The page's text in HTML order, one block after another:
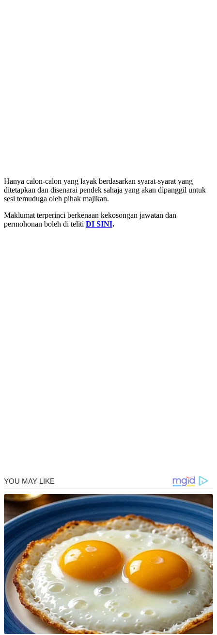
Hanya calon-calon yang layak berdasarkan syarat-syarat yang
ditetapkan dan disenarai pendek sahaja yang akan dipanggil untuk
sesi temuduga oleh pihak majikan.
Maklumat terperinci berkenaan kekosongan jawatan dan
permohonan boleh di teliti DI SINI.